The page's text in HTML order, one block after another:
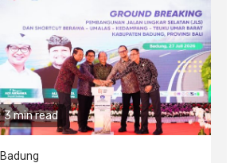
3 min read
Badung